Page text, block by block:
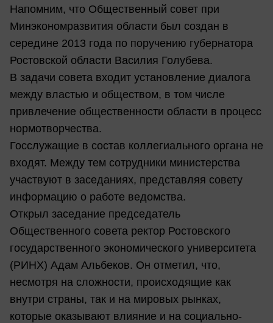
Напомним, что Общественный совет при
Минэкономразвития области был создан в
середине 2013 года по поручению губернатора
Ростовской области Василия Голубева.
В задачи совета входит установление диалога
между властью и обществом, в том числе
привлечение общественности области в процесс
нормотворчества.
Госслужащие в состав коллегиального органа не
входят. Между тем сотрудники министерства
участвуют в заседаниях, представляя совету
информацию о работе ведомства.
Открыл заседание председатель
Общественного совета ректор Ростовского
государственного экономического университета
(РИНХ) Адам Альбеков. Он отметил, что,
несмотря на сложности, происходящие как
внутри страны, так и на мировых рынках,
которые оказывают влияние и на социально-